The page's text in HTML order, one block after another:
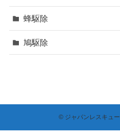
蜂駆除
鳩駆除
© ジャパンレスキュ